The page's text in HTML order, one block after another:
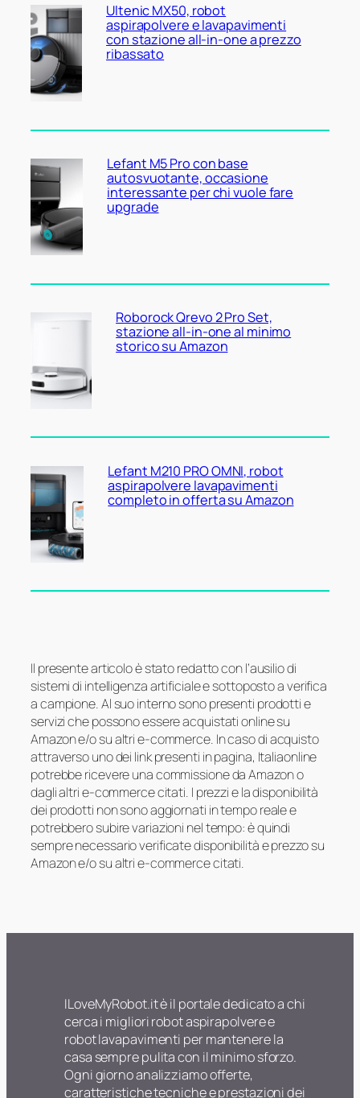
Ultenic MX50, robot
aspirapolvere e lavapavimenti
con stazione all-in-one a prezzo
ribassato
Lefant M5 Pro con base
autosvuotante, occasione
interessante per chi vuole fare
upgrade
Roborock Qrevo 2 Pro Set,
stazione all-in-one al minimo
storico su Amazon
Lefant M210 PRO OMNI, robot
aspirapolvere lavapavimenti
completo in offerta su Amazon
Il presente articolo è stato redatto con l’ausilio di
sistemi di intelligenza artificiale e sottoposto a verifica
a campione. Al suo interno sono presenti prodotti e
servizi che possono essere acquistati online su
Amazon e/o su altri e-commerce. In caso di acquisto
attraverso uno dei link presenti in pagina, Italiaonline
potrebbe ricevere una commissione da Amazon o
dagli altri e-commerce citati. I prezzi e la disponibilità
dei prodotti non sono aggiornati in tempo reale e
potrebbero subire variazioni nel tempo: è quindi
sempre necessario verificate disponibilità e prezzo su
Amazon e/o su altri e-commerce citati.
ILoveMyRobot.it è il portale dedicato a chi
cerca i migliori robot aspirapolvere e
robot lavapavimenti per mantenere la
casa sempre pulita con il minimo sforzo.
Ogni giorno analizziamo offerte,
caratteristiche tecniche e prestazioni dei